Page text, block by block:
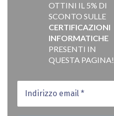
OTTINI IL 5% DI
SCONTO SULLE
CERTIFICAZIONI
INFORMATICHE
PRESENTI IN
QUESTA PAGINA!